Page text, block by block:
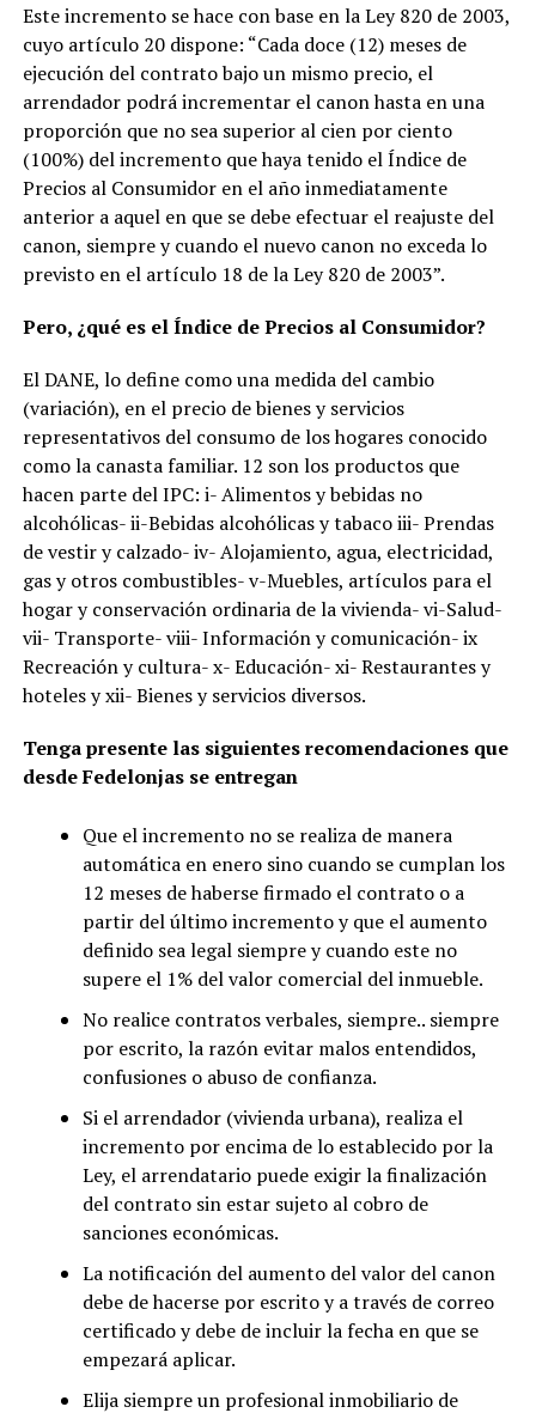
Este incremento se hace con base en la Ley 820 de 2003,
cuyo artículo 20 dispone: “Cada doce (12) meses de
ejecución del contrato bajo un mismo precio, el
arrendador podrá incrementar el canon hasta en una
proporción que no sea superior al cien por ciento
(100%) del incremento que haya tenido el Índice de
Precios al Consumidor en el año inmediatamente
anterior a aquel en que se debe efectuar el reajuste del
canon, siempre y cuando el nuevo canon no exceda lo
previsto en el artículo 18 de la Ley 820 de 2003”.
Pero, ¿qué es el Índice de Precios al Consumidor?
El DANE, lo define como una medida del cambio
(variación), en el precio de bienes y servicios
representativos del consumo de los hogares conocido
como la canasta familiar. 12 son los productos que
hacen parte del IPC: i- Alimentos y bebidas no
alcohólicas- ii-Bebidas alcohólicas y tabaco iii- Prendas
de vestir y calzado- iv- Alojamiento, agua, electricidad,
gas y otros combustibles- v-Muebles, artículos para el
hogar y conservación ordinaria de la vivienda- vi-Salud-
vii- Transporte- viii- Información y comunicación- ix
Recreación y cultura- x- Educación- xi- Restaurantes y
hoteles y xii- Bienes y servicios diversos.
Tenga presente las siguientes recomendaciones que
desde Fedelonjas se entregan
Que el incremento no se realiza de manera
automática en enero sino cuando se cumplan los
12 meses de haberse firmado el contrato o a
partir del último incremento y que el aumento
definido sea legal siempre y cuando este no
supere el 1% del valor comercial del inmueble.
No realice contratos verbales, siempre.. siempre
por escrito, la razón evitar malos entendidos,
confusiones o abuso de confianza.
Si el arrendador (vivienda urbana), realiza el
incremento por encima de lo establecido por la
Ley, el arrendatario puede exigir la finalización
del contrato sin estar sujeto al cobro de
sanciones económicas.
La notificación del aumento del valor del canon
debe de hacerse por escrito y a través de correo
certificado y debe de incluir la fecha en que se
empezará aplicar.
Elija siempre un profesional inmobiliario de